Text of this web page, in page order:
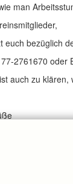
man
euch bezüglich
2761670 oder
auch zu